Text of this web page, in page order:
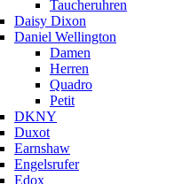
Taucheruhren
Daisy Dixon
Daniel Wellington
Damen
Herren
Quadro
Petit
DKNY
Duxot
Earnshaw
Engelsrufer
Edox